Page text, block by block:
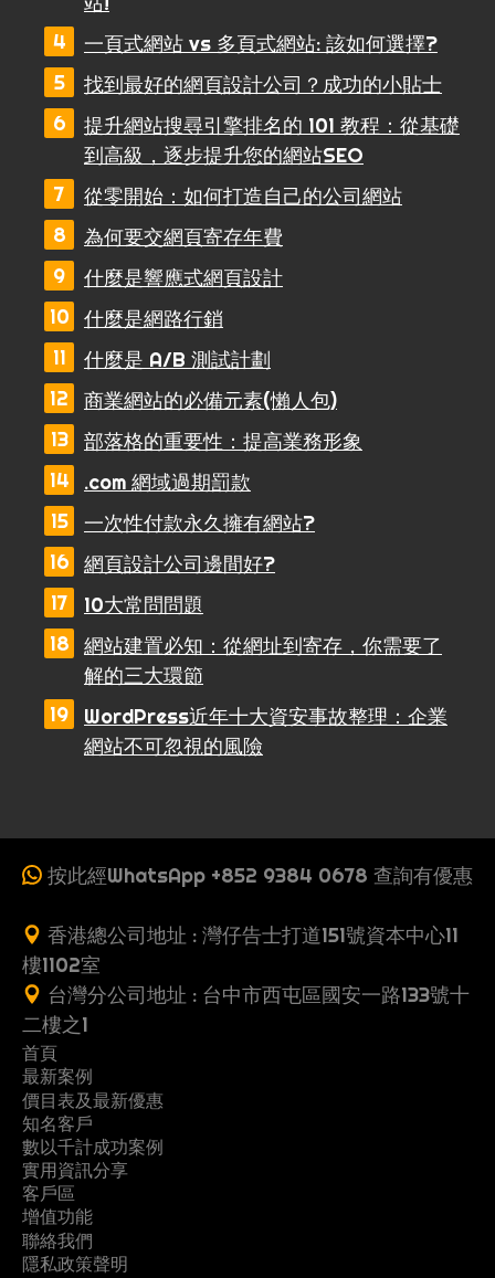
一頁式網站 vs 多頁式網站: 該如何選擇?
找到最好的網頁設計公司？成功的小貼士
提升網站搜尋引擎排名的 101 教程：從基礎
到高級，逐步提升您的網站SEO
從零開始：如何打造自己的公司網站
為何要交網頁寄存年費
什麼是響應式網頁設計
什麼是網路行銷
什麼是 A/B 測試計劃
商業網站的必備元素(懶人包)
部落格的重要性：提高業務形象
.com 網域過期罰款
一次性付款永久擁有網站?
網頁設計公司邊間好?
10大常問問題
網站建置必知：從網址到寄存，你需要了
解的三大環節
WordPress近年十大資安事故整理：企業
網站不可忽視的風險
按此經WhatsApp +852 9384 0678 查詢有優惠
香港總公司地址 : 灣仔告士打道151號資本中心11
樓1102室
台灣分公司地址 : 台中市西屯區國安一路133號十
二樓之1
首頁
收
費
案
例
製
作
流
程
G
o
o
g
l
關
於
我
們
常
問
問
S
E
優
最新案例
一
頁
式
網
站
案
例
多
頁
式
網
站
案
行
業
案
例
價目表及最新優惠
網
站
架
設
優
惠
推
薦
朋
友
即
立
即
登
記
優
惠
碼
知名客戶
數以千計成功案例
黃
頁
總
目
地
產
,
教
育
美
實用資訊分享
懶
人
包
網
頁
網
客戶區
系
統
F
增值功能
聯絡我們
隱私政策聲明